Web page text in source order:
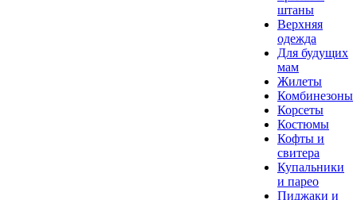
штаны
Верхняя
одежда
Для будущих
мам
Жилеты
Комбинезоны
Корсеты
Костюмы
Кофты и
свитера
Купальники
и парео
Пиджаки и